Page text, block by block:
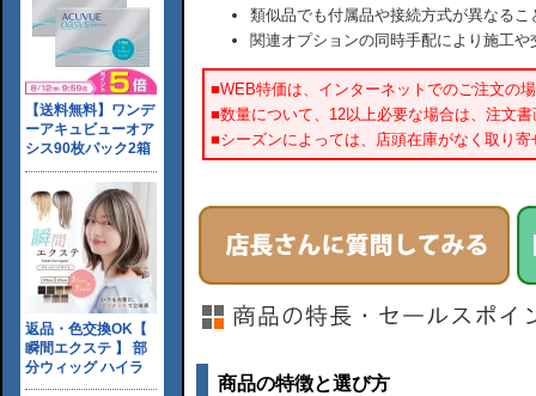
類似品でも付属品や接続方式が異なるこ
関連オプションの同時手配により施工
■WEB特価は、インターネットでのご注文の
■数量について、12以上必要な場合は、注文
■シーズンによっては、店頭在庫がなく取り
商品の特徴と選び方